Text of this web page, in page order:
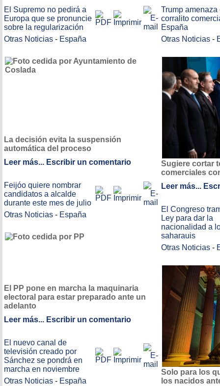
El Supremo no pedirá a
Europa que se pronuncie
sobre la regularización
Otras Noticias - España
La decisión evita la suspensión
automática del proceso
Leer más... Escribir un comentario
Feijóo quiere nombrar
candidatos a alcalde
durante este mes de julio
Otras Noticias - España
El PP pone en marcha la maquinaria
electoral para estar preparado ante un
adelanto
Leer más... Escribir un comentario
El nuevo canal de
televisión creado por
Sánchez se pondrá en
marcha en noviembre
Otras Noticias - España
Trump amenaza
corralito
España
Otras Noticias -
Sugiere cortar
comerciales
Leer más...
El Congreso
Ley para dar la
nacionalidad a
saharauis
Otras Noticias -
Solo para los
los nacidos